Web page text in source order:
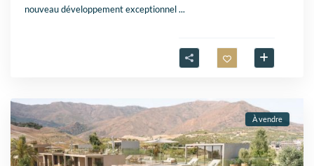
nouveau développement exceptionnel...
À vendre